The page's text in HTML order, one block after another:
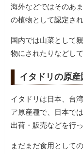
海外などではそのあ
の植物として認定され
国内では山菜として
物にされたりなどし
イタドリの原産
イタドリは日本、台
ア原産種で、日本で
出荷・販売などを行
まだまだ食用として